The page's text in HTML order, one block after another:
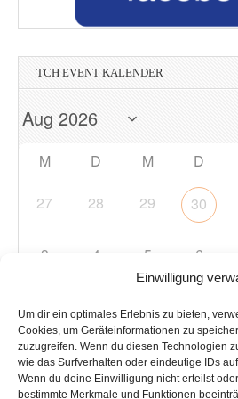
Einwilligung
Um dir ein optimales Erlebnis zu bieten,
Cookies, um Geräteinformationen zu
zuzugreifen. Wenn du diesen Technologien
wie das Surfverhalten oder eindeutige IDs
Wenn du deine Einwilligung nicht erteilst
bestimmte Merkmale und Funktionen
TCH EVENT KALENDER
M D M D
27 28 29 30
3 4 5 6
10 11 12 13
17 18 19 20